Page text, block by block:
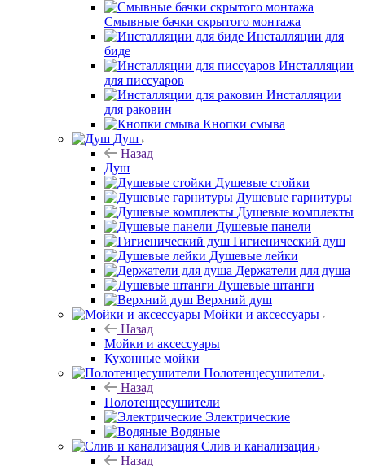
Смывные бачки скрытого монтажа
Инсталляции для
биде
Инсталляции
для писсуаров
Инсталляции
для раковин
Кнопки смыва
Душ
Назад
Душ
Душевые стойки
Душевые гарнитуры
Душевые комплекты
Душевые панели
Гигиенический душ
Душевые лейки
Держатели для душа
Душевые штанги
Верхний душ
Мойки и аксессуары
Назад
Мойки и аксессуары
Кухонные мойки
Полотенцесушители
Назад
Полотенцесушители
Электрические
Водяные
Слив и канализация
Назад